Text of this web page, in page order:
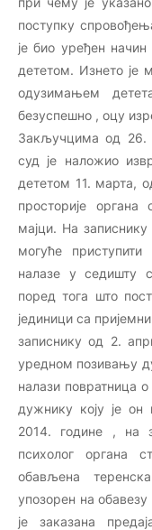
поступку
је био уређен
дететом. Изнето
одузимањем
безуспешно , оцу
Закључцима од 26.
суд је наложио
дететом 11. марта,
просторије органа
мајци. На записнику
могуће
налазе у седишту
поред тога што
јединици са
записнику од 2.
уредном позивању
налази повратница
дужнику коју је
2014. године , на
психолог органа
обављена
упозорен на
је заказана